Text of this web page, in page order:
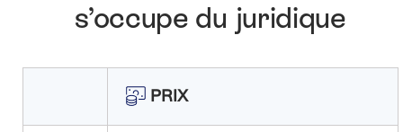
s’occupe du juridique
PRIX